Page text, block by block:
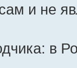
и не
в